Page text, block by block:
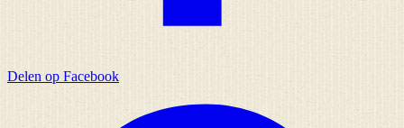
Delen op Facebook